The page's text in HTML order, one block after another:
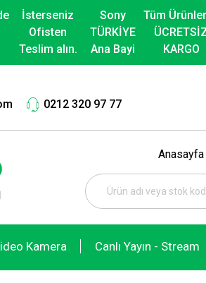
İsterseniz
Ofisten
Teslim alın.
Sony
TÜRKİYE
Ana Bayi
Tüm
KARGO
0212 320 97 77
Anasayfa
Kamera Canlı Yayın - Stream